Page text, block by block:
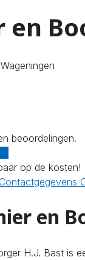
en
beoordelingen.
op de kosten!
Contactgegevens
en
H.J. Bast is